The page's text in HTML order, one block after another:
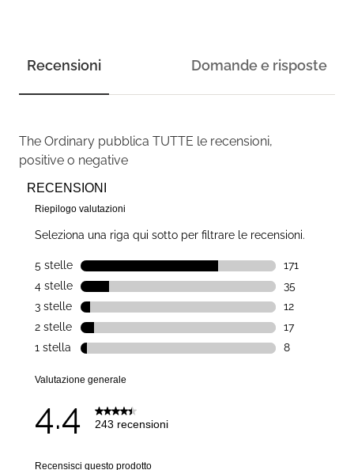
Recensioni Domande e risposte
The Ordinary pubblica TUTTE le recensioni,
positive o negative